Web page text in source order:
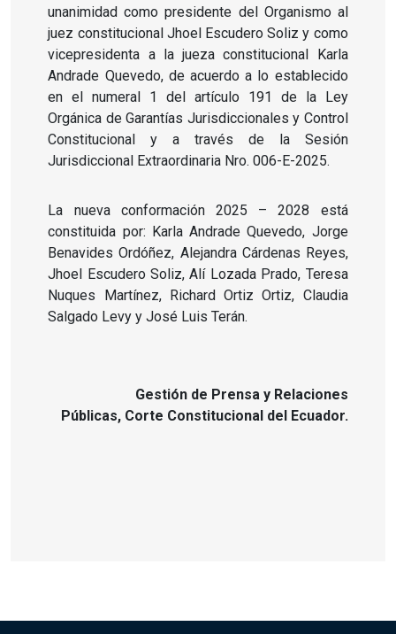
unanimidad como presidente del Organismo al
juez constitucional Jhoel Escudero Soliz y como
vicepresidenta a la jueza constitucional Karla
Andrade Quevedo, de acuerdo a lo establecido
en el numeral 1 del artículo 191 de la Ley
Orgánica de Garantías Jurisdiccionales y Control
Constitucional y a través de la Sesión
Jurisdiccional Extraordinaria Nro. 006-E-2025.
La nueva conformación 2025 – 2028 está
constituida por: Karla Andrade Quevedo, Jorge
Benavides Ordóñez, Alejandra Cárdenas Reyes,
Jhoel Escudero Soliz, Alí Lozada Prado, Teresa
Nuques Martínez, Richard Ortiz Ortiz, Claudia
Salgado Levy y José Luis Terán.
Gestión de Prensa y Relaciones
Públicas, Corte Constitucional del Ecuador.